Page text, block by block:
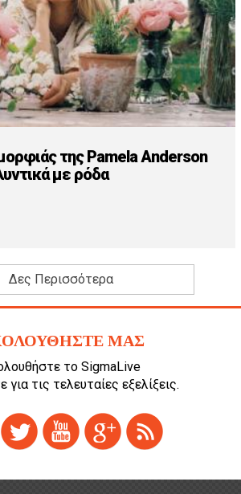
της Pamela Anderson
με ρόδα
Δες Περισσότερα
ΜΑΣ
το SigmaLive
για τις τελευταίες εξελίξεις.